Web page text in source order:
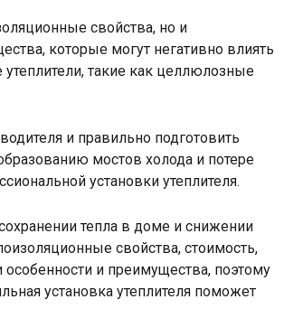
свойства, но и
которые могут негативно влиять
такие как целлюлозные
и правильно подготовить
мостов холода и потере
установки утеплителя.
тепла в доме и снижении
свойства, стоимость,
и преимущества, поэтому
установка утеплителя поможет